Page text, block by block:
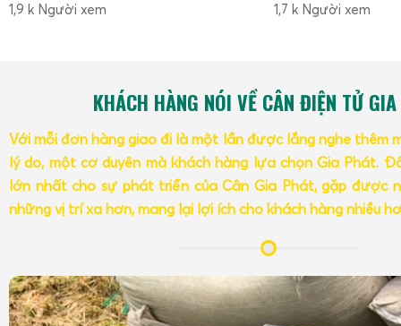
1,9 k Người xem 1,7 k Người xem
KHÁCH HÀNG NÓI VỀ CÂN ĐIỆN TỬ
Với mỗi đơn hàng giao đi là một lần được lắng nghe thêm
lý do, một cơ duyên mà khách hàng lựa chọn Gia Phát.
lớn nhất cho sự phát triển của Cân Gia Phát, gặp được
những vị trí xa hơn, mang lại lợi ích cho khách hàng nhiều